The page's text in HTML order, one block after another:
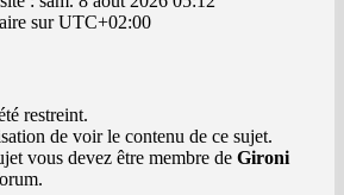
surUTC+02:00
restreint.
de voir le contenu de ce sujet.
vous devez être membre de Gironi